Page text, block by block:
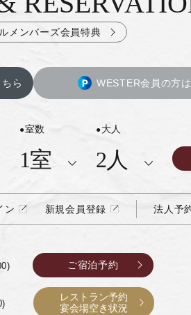
メンバーズ会員特典
ら WESTER会員の方
室数 大人
ン 新規会員登録 法人予
ご宿泊予約
レストラン予約
宴会場空き状況